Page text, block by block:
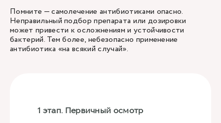
Помните — самолечение антибиотиками опасно.
Неправильный подбор препарата или дозировки
может привести к осложнениям и устойчивости
бактерий. Тем более, небезопасно применение
антибиотика «на всякий случай».
1 этап. Первичный осмотр